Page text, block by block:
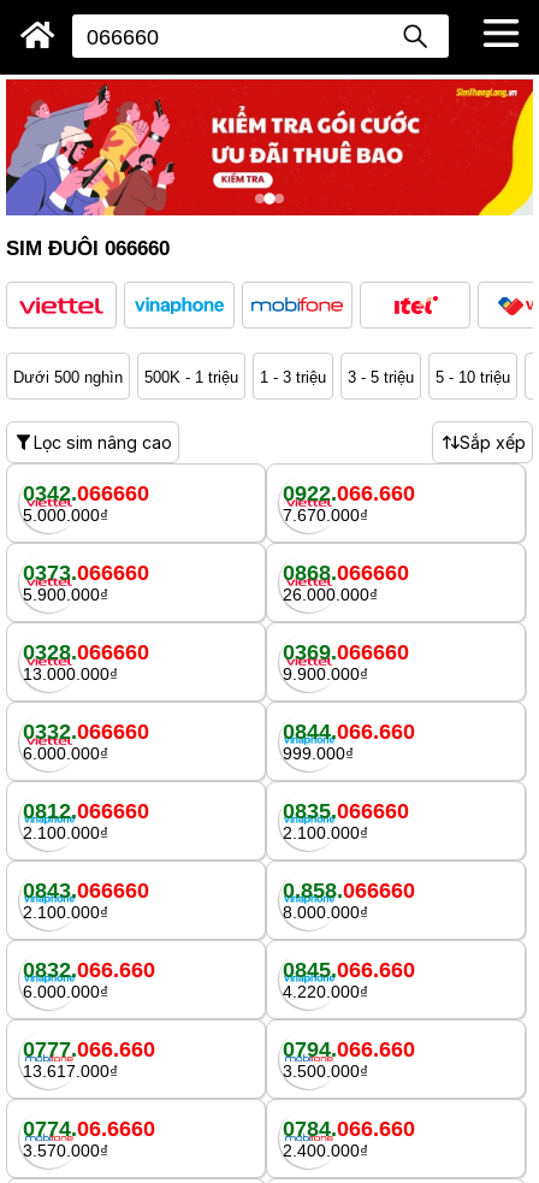
SIM ĐUÔI 066660
Dưới 500 nghìn 500K - 1 triệu 1 - 3 triệu 3 - 5 triệu 5 - 10 triệu
Lọc sim nâng cao Sắp xếp
0342.066660
5.000.000₫
0922.066.660
7.670.000₫
0373.066660
5.900.000₫
0868.066660
26.000.000₫
0328.066660
13.000.000₫
0369.066660
9.900.000₫
0332.066660
6.000.000₫
0844.066.660
999.000₫
0812.066660
2.100.000₫
0835.066660
2.100.000₫
0843.066660
2.100.000₫
0.858.066660
8.000.000₫
0832.066.660
6.000.000₫
0845.066.660
4.220.000₫
0777.066.660
13.617.000₫
0794.066.660
3.500.000₫
0774.06.6660
3.570.000₫
0784.066.660
2.400.000₫